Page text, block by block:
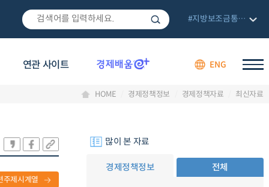
연관 사이트 ENG
#지방보조금통합관리망
HOME 경제정책정보 경제정책자료 최신자료
주제시계열
많이 본 자료
경제정책정보 전체